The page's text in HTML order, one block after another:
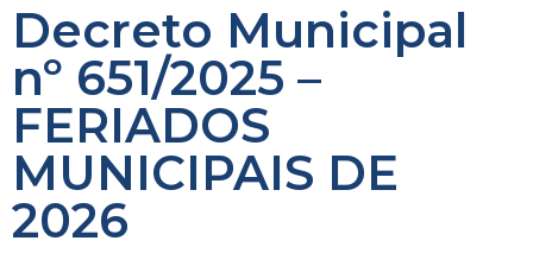
Decreto Municipal
nº 651/2025 –
FERIADOS
MUNICIPAIS DE
2026